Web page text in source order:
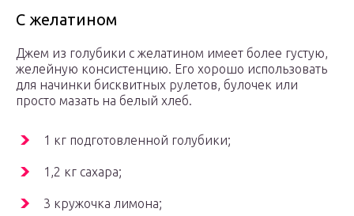
С желатином
Джем из голубики с желатином имеет более густую,
желейную консистенцию. Его хорошо использовать
для начинки бисквитных рулетов, булочек или
просто мазать на белый хлеб.
1 кг подготовленной голубики;
1,2 кг сахара;
3 кружочка лимона;